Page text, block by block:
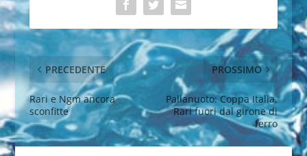
PRECEDENTE
Rari e Ngm ancora
sconfitte
PROSSIMO
Pallanuoto: Coppa Italia,
Rari fuori dal girone di
ferro